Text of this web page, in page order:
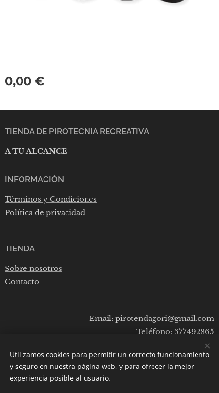
0,00 €
TIENDA DE PIROTECNIA RECREATIVA
A TU ALCANCE
INFORMACIÓN
Términos y Condiciones
Política de privacidad
TIENDA
Sobre nosotros
Contacto
Email: pirotendagori@gmail.com
Teléfono: 677492865
Cookies
Utilizamos cookies para permitir un correcto funcionamiento
y seguro en nuestra página web, y para ofrecer la mejor
experiencia posible al usuario.